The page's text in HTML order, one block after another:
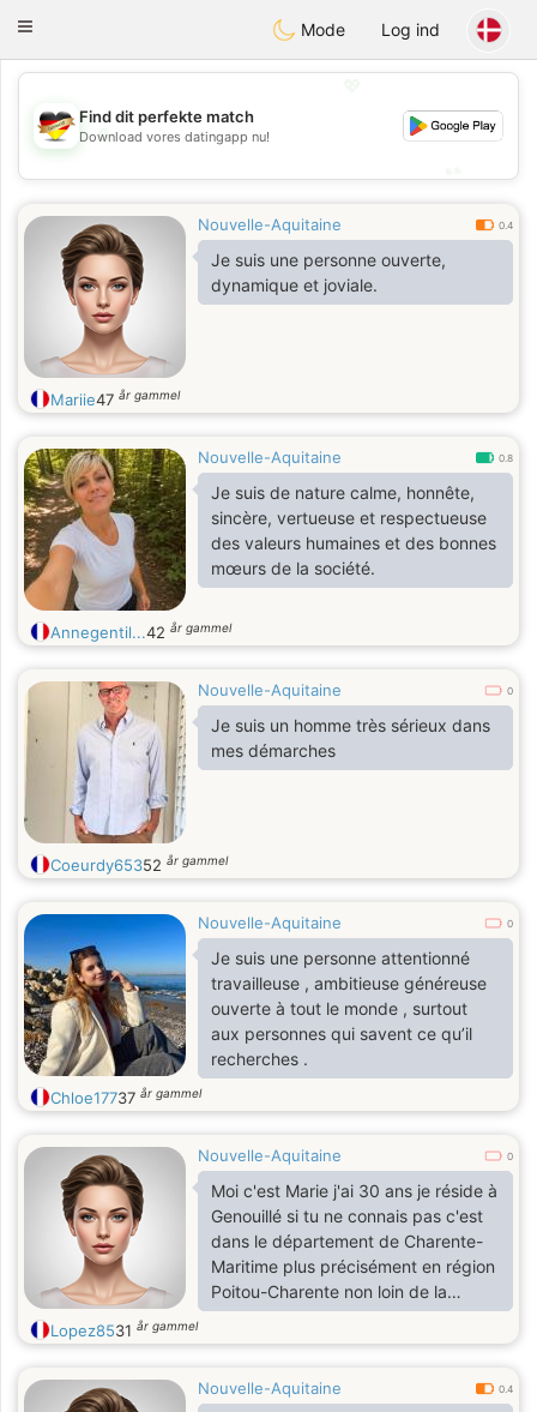
DeutschDating
Toggle
Mode Log ind
💖
💕
Find dit perfekte match
Download vores datingapp nu!
Nouvelle-Aquitaine 0.4
Je suis une personne ouverte,
dynamique et joviale.
Mariie47 år gammel
Nouvelle-Aquitaine 0.8
Je suis de nature calme, honnête,
sincère, vertueuse et respectueuse
des valeurs humaines et des bonnes
mœurs de la société.
Annegentil...42 år gammel
Nouvelle-Aquitaine 0
Je suis un homme très sérieux dans
mes démarches
Coeurdy65352 år gammel
Nouvelle-Aquitaine 0
Je suis une personne attentionné
travailleuse , ambitieuse généreuse
ouverte à tout le monde , surtout
aux personnes qui savent ce qu’il
recherches .
Chloe17737 år gammel
Nouvelle-Aquitaine 0
Moi c'est Marie j'ai 30 ans je réside à
Genouillé si tu ne connais pas c'est
dans le département de Charente-
Maritime plus précisément en région
Poitou-Charente non loin de la
Rochelle et toi ?
Lopez8531 år gammel
Nouvelle-Aquitaine 0.4